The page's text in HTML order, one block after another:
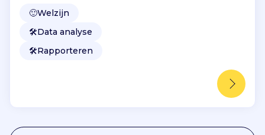
🙂Welzijn
🛠️Data analyse
🛠️Rapporteren